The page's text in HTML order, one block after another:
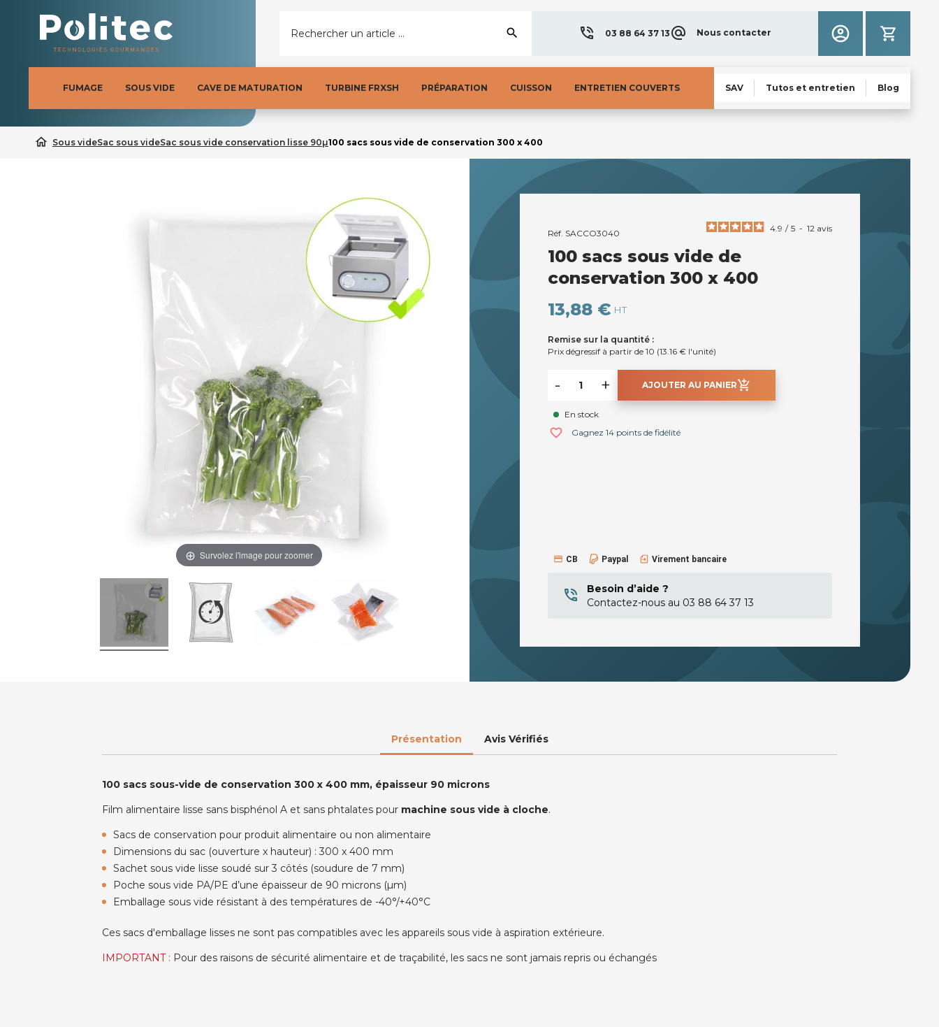
Rechercher un article ... search 03 88 64 37 13 Nous contacter
FUMAGE SOUS VIDE CAVE DE MATURATION TURBINE FRXSH PRÉPARATION CUISSON ENTRETIEN COUVERTS SAV Tutos et entretien Blog
home Sous videSac sous videSac sous vide conservation lisse 90µ100 sacs sous vide de conservation 300 x 400
Survolez l'image pour zoomer
Réf. SACCO3040 4.9 / 5 - 12 avis
100 sacs sous vide de
conservation 300 x 400
13,88 € HT
Remise sur la quantité :
Prix dégressif à partir de 10 (13.16 € l'unité)
- + AJOUTER AU PANIERadd_shopping_cart
En stock
favorite_border Gagnez 14 points de fidélité
CB Paypal Virement bancaire
Besoin d’aide ?
Contactez-nous au 03 88 64 37 13
Présentation Avis Vérifiés
100 sacs sous-vide de conservation 300 x 400 mm, épaisseur 90 microns
Film alimentaire lisse sans bisphénol A et sans phtalates pour machine sous vide à cloche.
Sacs de conservation pour produit alimentaire ou non alimentaire
Dimensions du sac (ouverture x hauteur) : 300 x 400 mm
Sachet sous vide lisse soudé sur 3 côtés (soudure de 7 mm)
Poche sous vide PA/PE d’une épaisseur de 90 microns (µm)
Emballage sous vide résistant à des températures de -40°/+40°C
Ces sacs d'emballage lisses ne sont pas compatibles avec les appareils sous vide à aspiration extérieure.
IMPORTANT : Pour des raisons de sécurité alimentaire et de traçabilité, les sacs ne sont jamais repris ou échangés